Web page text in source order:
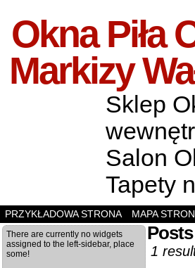
Okna Piła
Markizy
Sklep
Salon
Tapety
PRZYKŁADOWA STRONA MAPA
There are currently no widgets
assigned to the left-sidebar, place
some!
1